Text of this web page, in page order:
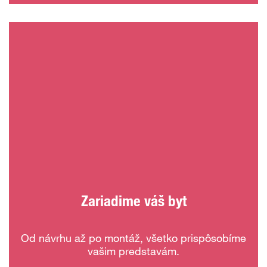
Zariadime váš byt
Od návrhu až po montáž, všetko prispôsobíme
vašim predstavám.